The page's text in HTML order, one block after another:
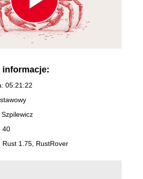
Play
Video
informacje:
05:21:22
40
Rust 1.75, RustRover